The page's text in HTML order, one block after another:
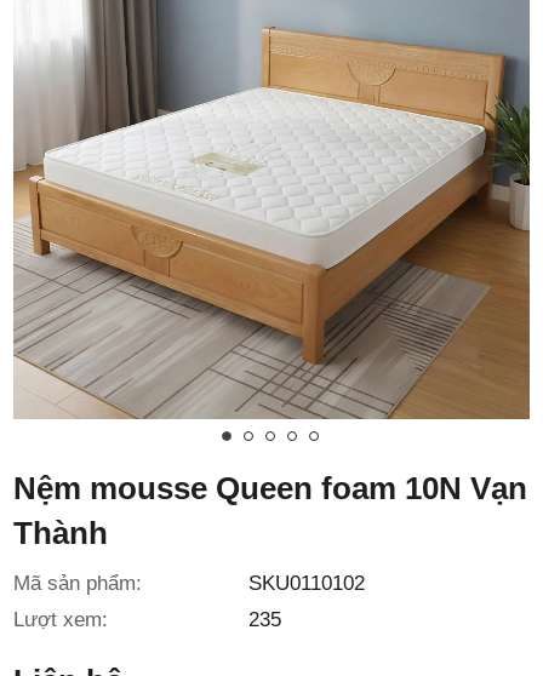
chính:
3/6D, ấp
Tiền Lân,
xã Bà
Nệm mousse Queen foam 10N Vạn
Thành
Mã sản phẩm:
SKU0110102
Lượt xem:
235